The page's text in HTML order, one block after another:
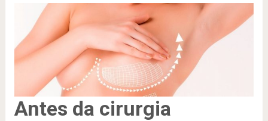
Antes da cirurgia